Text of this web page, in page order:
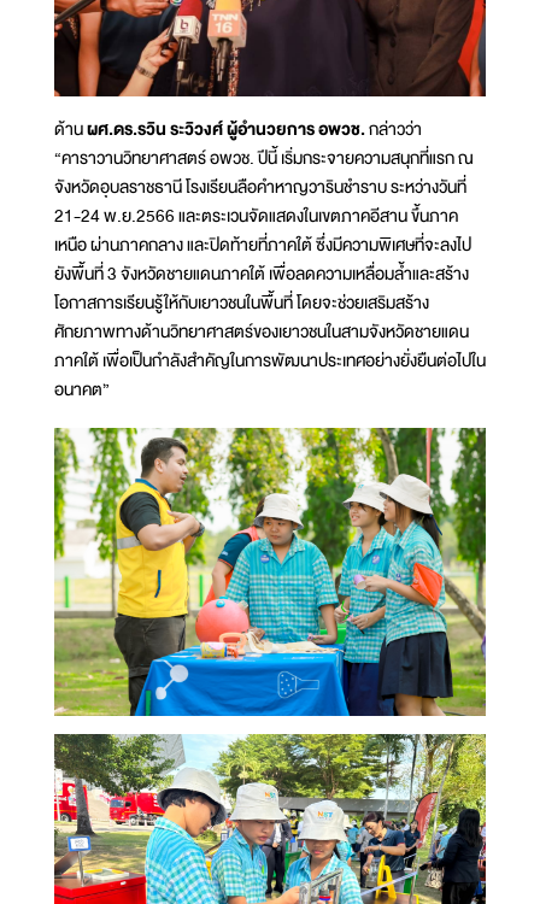
ด้านผศ.ดร.รวิน ระวิวงศ์ ผู้อำนวยการ อพวช.กล่าวว่า
“คาราวานวิทยาศาสตร์ อพวช. ปีนี้ เริ่มกระจายความสนุกที่แรก ณ
จังหวัดอุบลราชธานี โรงเรียนลือคำหาญวารินชำราบ ระหว่างวันที่
21-24 พ.ย.2566 และตระเวนจัดแสดงในเขตภาคอีสาน ขึ้นภาค
เหนือ ผ่านภาคกลาง และปิดท้ายที่ภาคใต้ ซึ่งมีความพิเศษที่จะลงไป
ยังพื้นที่ 3 จังหวัดชายแดนภาคใต้ เพื่อลดความเหลื่อมล้ำและสร้าง
โอกาสการเรียนรู้ให้กับเยาวชนในพื้นที่ โดยจะช่วยเสริมสร้าง
ศักยภาพทางด้านวิทยาศาสตร์ของเยาวชนในสามจังหวัดชายแดน
ภาคใต้ เพื่อเป็นกำลังสำคัญในการพัฒนาประเทศอย่างยั่งยืนต่อไปใน
อนาคต”